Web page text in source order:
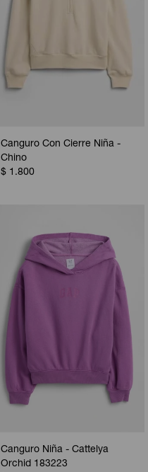
Canguro Con Cierre Niña -
Chino
$ 1.800
Canguro Niña - Cattelya
Orchid 183223